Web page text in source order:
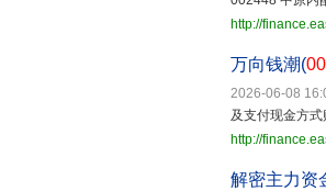
http://
万向钱潮(
2026-06-08
及支付现金方
http://
解密主力资